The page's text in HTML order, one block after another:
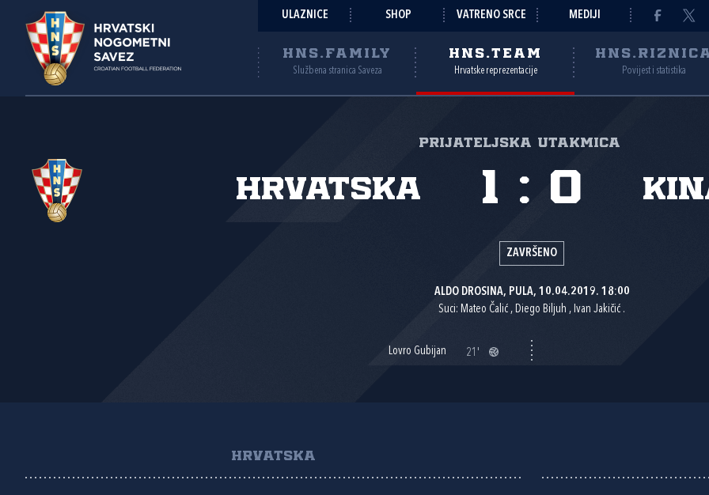
ULAZNICE SHOP VATRENO SRCE MEDIJI
HNS.FAMILY
Službena stranica Saveza
HNS.TEAM
Hrvatske reprezentacije Povijest i statistika
Prijateljska utakmica
Hrvatska 1 : 0
ZAVRŠENO
ALDO DROSINA, PULA, 10.04.2019. 18:00
Suci: Mateo Čalić , Diego Biljuh , Ivan Jakičić .
Lovro Gubijan 21'
HRVATSKA